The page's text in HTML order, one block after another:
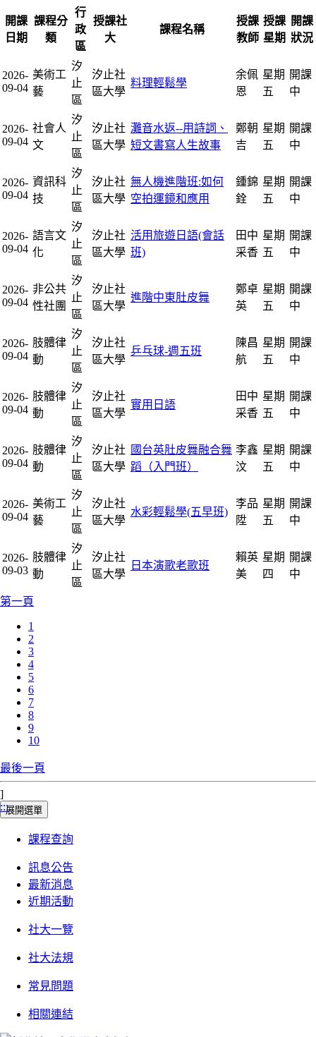
開課
日期
課程分
類
行
政
區
授課社
大
課程名稱
授課
教師
授課
星期
開課
狀況
2026-
09-04
美術工
藝
汐
止
區
汐止社
區大學
料理輕鬆學
余佩
恩
星期
五
開課
中
2026-
09-04
社會人
文
汐
止
區
汐止社
區大學
灘音水返--用詩詞、
短文書寫人生故事
鄭朝
吉
星期
五
開課
中
2026-
09-04
資訊科
技
汐
止
區
汐止社
區大學
無人機進階班:如何
空拍運鏡和應用
鍾錦
銓
星期
五
開課
中
2026-
09-04
語言文
化
汐
止
區
汐止社
區大學
活用旅遊日語(會話
班)
田中
采香
星期
五
開課
中
2026-
09-04
非公共
性社團
汐
止
區
汐止社
區大學
進階中東肚皮舞
鄭卓
英
星期
五
開課
中
2026-
09-04
肢體律
動
汐
止
區
汐止社
區大學
乒乓球-週五班
陳昌
航
星期
五
開課
中
2026-
09-04
肢體律
動
汐
止
區
汐止社
區大學
實用日語
田中
采香
星期
五
開課
中
2026-
09-04
肢體律
動
汐
止
區
汐止社
區大學
國台英肚皮舞融合舞
蹈（入門班）
李鑫
汶
星期
五
開課
中
2026-
09-04
美術工
藝
汐
止
區
汐止社
區大學
水彩輕鬆學(五早班)
李品
陞
星期
五
開課
中
2026-
09-03
肢體律
動
汐
止
區
汐止社
區大學
日本演歌老歌班
賴英
美
星期
四
開課
中
第一頁
1
2
3
4
5
6
7
8
9
10
最後一頁
]
:::展開選單
課程查詢
訊息公告
最新消息
近期活動
社大一覽
社大法規
常見問題
相關連結